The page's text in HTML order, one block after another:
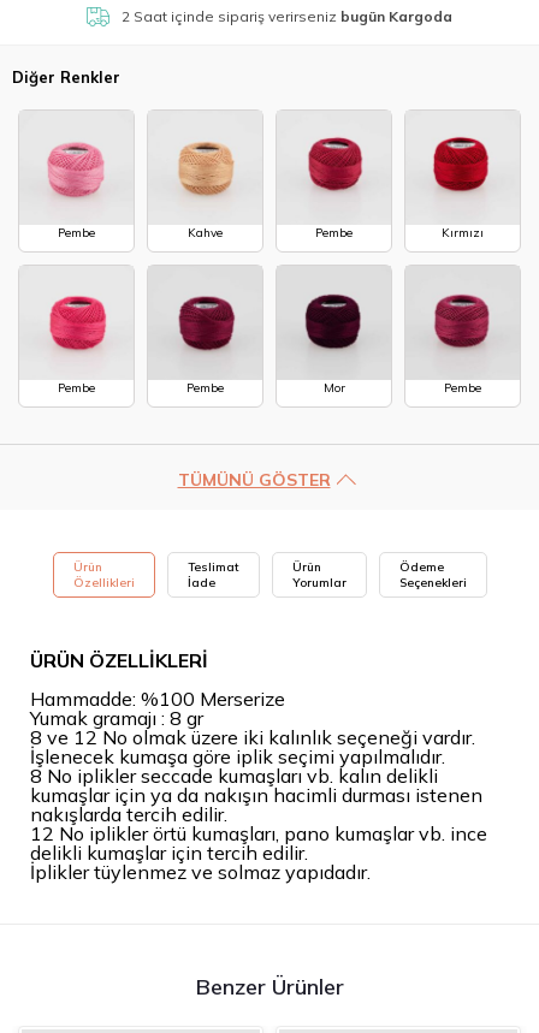
2 Saat içinde sipariş verirseniz bugün Kargoda
Diğer Renkler
Pembe Kahve Pembe Kırmızı
Pembe Pembe Mor Pembe
TÜMÜNÜ GÖSTER
Ürün
Özellikleri
Teslimat
İade
Ürün
Yorumlar
Ödeme
Seçenekleri
ÜRÜN ÖZELLİKLERİ
Hammadde: %100 Merserize
Yumak gramajı : 8 gr
8 ve 12 No olmak üzere iki kalınlık seçeneği vardır.
İşlenecek kumaşa göre iplik seçimi yapılmalıdır.
8 No iplikler seccade kumaşları vb. kalın delikli
kumaşlar için ya da nakışın hacimli durması istenen
nakışlarda tercih edilir.
12 No iplikler örtü kumaşları, pano kumaşlar vb. ince
delikli kumaşlar için tercih edilir.
İplikler tüylenmez ve solmaz yapıdadır.
Benzer Ürünler